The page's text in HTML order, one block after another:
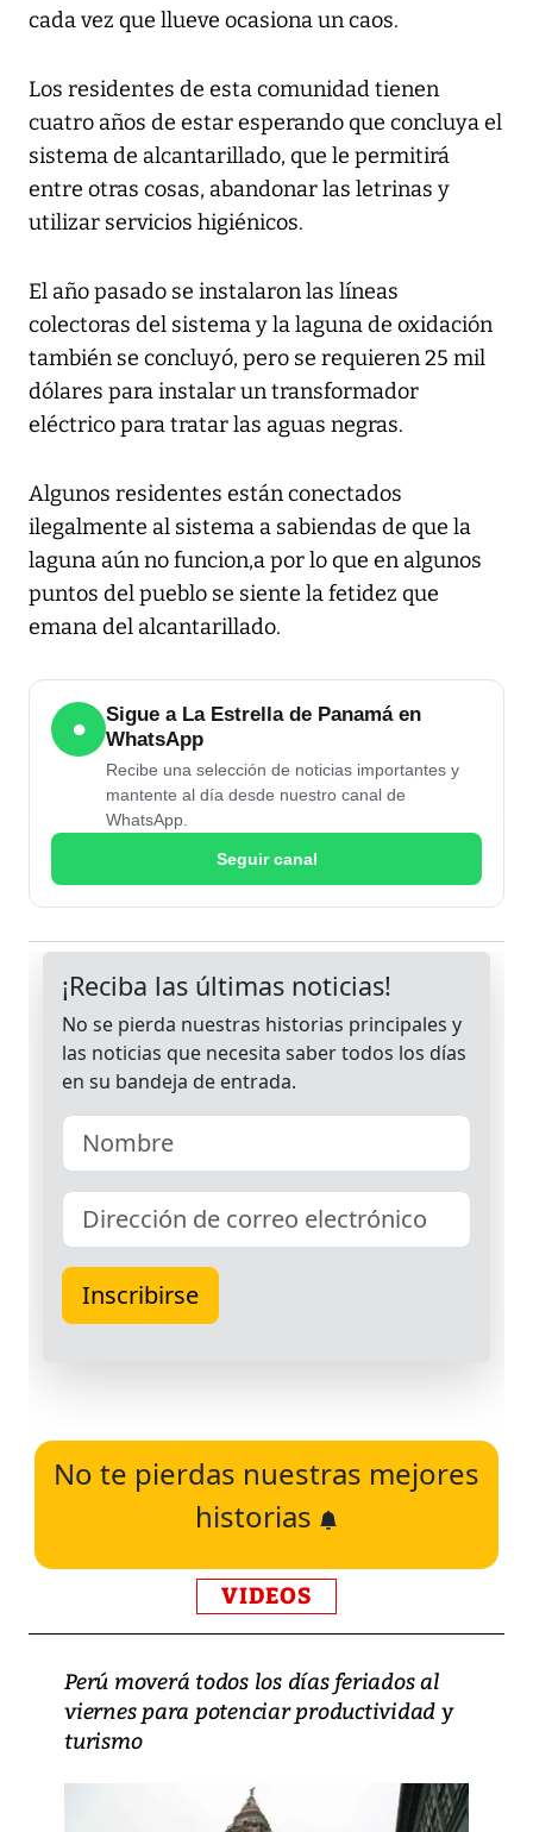
cada vez que llueve ocasiona un caos.
Los residentes de esta comunidad tienen
cuatro años de estar esperando que concluya el
sistema de alcantarillado, que le permitirá
entre otras cosas, abandonar las letrinas y
utilizar servicios higiénicos.
El año pasado se instalaron las líneas
colectoras del sistema y la laguna de oxidación
también se concluyó, pero se requieren 25 mil
dólares para instalar un transformador
eléctrico para tratar las aguas negras.
Algunos residentes están conectados
ilegalmente al sistema a sabiendas de que la
laguna aún no funcion,a por lo que en algunos
puntos del pueblo se siente la fetidez que
emana del alcantarillado.
●
Sigue a La Estrella de Panamá en
WhatsApp
Recibe una selección de noticias importantes y
mantente al día desde nuestro canal de
WhatsApp.
Seguir canal
No te pierdas nuestras mejores
historias
VIDEOS
Perú moverá todos los días feriados al
viernes para potenciar productividad y
turismo